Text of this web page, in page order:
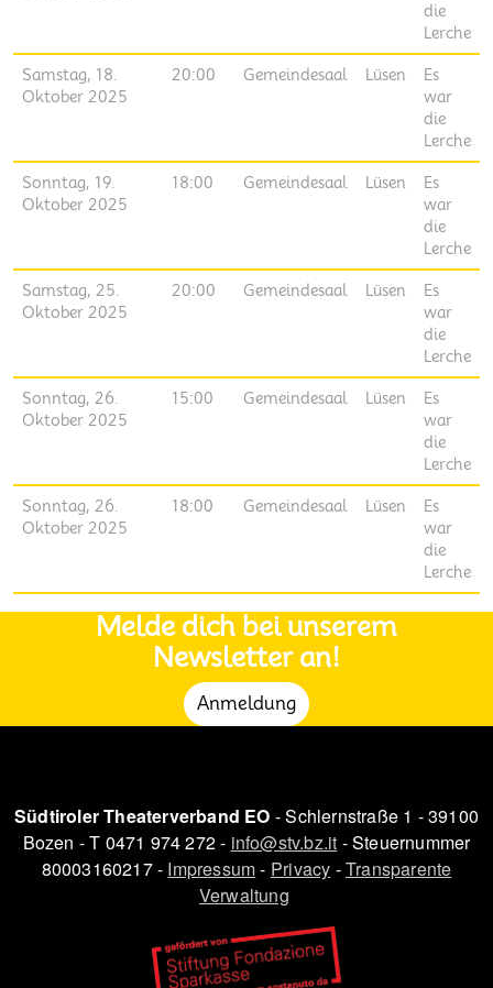
die
Lerche
Samstag, 18.
Oktober 2025
20:00 Gemeindesaal Lüsen
Es
war
die
Lerche
Sonntag, 19.
Oktober 2025
18:00 Gemeindesaal Lüsen
Es
war
die
Lerche
Samstag, 25.
Oktober 2025
20:00 Gemeindesaal Lüsen
Es
war
die
Lerche
Sonntag, 26.
Oktober 2025
15:00 Gemeindesaal Lüsen
Es
war
die
Lerche
Sonntag, 26.
Oktober 2025
18:00 Gemeindesaal Lüsen
Es
war
die
Lerche
Melde dich bei unserem
Newsletter an!
Anmeldung
Südtiroler Theaterverband EO - Schlernstraße 1 - 39100
Bozen - T 0471 974 272 - info@stv.bz.it - Steuernummer
80003160217 - Impressum- Privacy -Transparente
Verwaltung